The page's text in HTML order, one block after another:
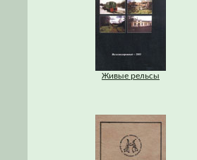
Живые рельсы